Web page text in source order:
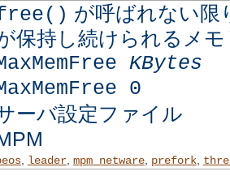
が呼ばれない限
保持し続けられるメ
KBytes
0
ーバ設定ファイル
, leader, mpm_netware, prefork,